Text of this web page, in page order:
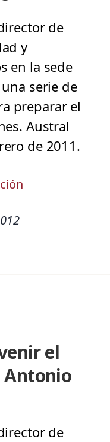
de
y
en la sede
serie de
preparar el
Austral
de 2011.
el
Antonio
de